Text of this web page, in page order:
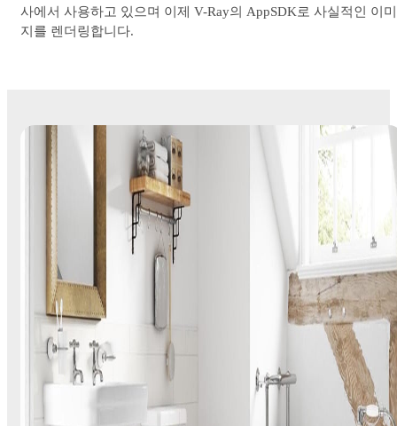
사에서 사용하고 있으며 이제 V-Ray의 AppSDK로 사실적인 이미
지를 렌더링합니다.